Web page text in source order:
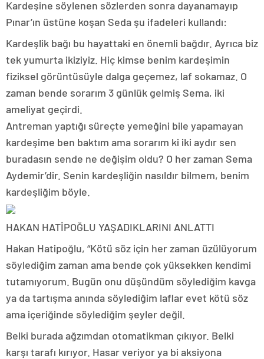
Kardeşine söylenen sözlerden sonra dayanamayıp
Pınar’ın üstüne koşan Seda şu ifadeleri kullandı:
Kardeşlik bağı bu hayattaki en önemli bağdır. Ayrıca biz
tek yumurta ikiziyiz. Hiç kimse benim kardeşimin
fiziksel görüntüsüyle dalga geçemez, laf sokamaz. O
zaman bende sorarım 3 günlük gelmiş Sema, iki
ameliyat geçirdi.
Antreman yaptığı süreçte yemeğini bile yapamayan
kardeşime ben baktım ama sorarım ki iki aydır sen
buradasın sende ne değişim oldu? O her zaman Sema
Aydemir’dir. Senin kardeşliğin nasıldır bilmem, benim
kardeşliğim böyle.
HAKAN HATİPOĞLU YAŞADIKLARINI ANLATTI
Hakan Hatipoğlu, “Kötü söz için her zaman üzülüyorum
söylediğim zaman ama bende çok yüksekken kendimi
tutamıyorum. Bugün onu düşündüm söylediğim kavga
ya da tartışma anında söylediğim laflar evet kötü söz
ama içeriğinde söylediğim şeyler değil.
Belki burada ağzımdan otomatikman çıkıyor. Belki
karşı tarafı kırıyor. Hasar veriyor ya bi aksiyona